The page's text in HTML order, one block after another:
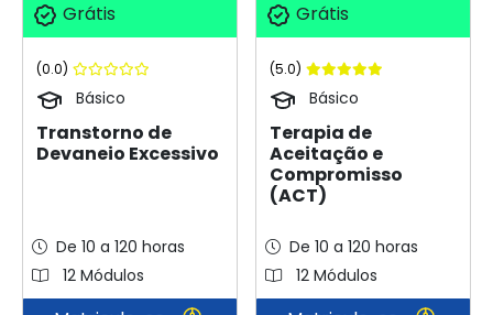
Grátis
(0.0)
Básico
Transtorno de
Devaneio Excessivo
De 10 a 120 horas
12 Módulos
Grátis
(5.0)
Básico
Terapia de
Aceitação e
Compromisso
(ACT)
De 10 a 120 horas
12 Módulos